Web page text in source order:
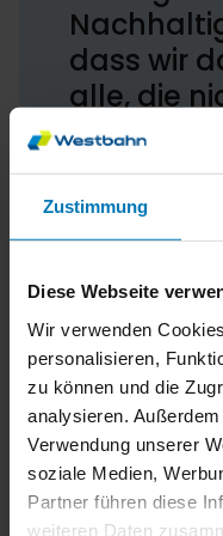
Zustimmung
Diese Webseite
Wir verwenden
personalisieren,
zu können und die
analysieren.
Verwendung unserer
soziale Medien,
Partner führen diese
weiteren Daten
dass wir
alle, die
dem Zug
einen
möglichst
auf die
WESTbahn-Qualität
Die WESTbahn